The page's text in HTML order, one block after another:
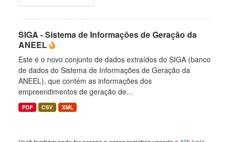
SIGA - Sistema de Informações de Geração da
ANEEL
Este é o novo conjunto de dados extraídos do SIGA (banco
de dados do Sistema de Informações de Geração da
ANEEL), que contém as informações dos
empreendimentos de geração de...
PDF CSV XML